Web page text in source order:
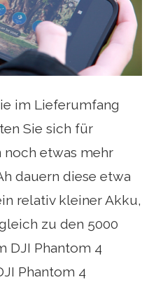
im Lieferumfang
Sie sich für
etwas mehr
dauern diese etwa
relativ kleiner Akku,
zu den 5000
DJI Phantom 4
Phantom 4